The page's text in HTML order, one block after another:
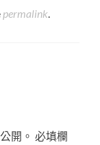
permalink.
開。 必填欄